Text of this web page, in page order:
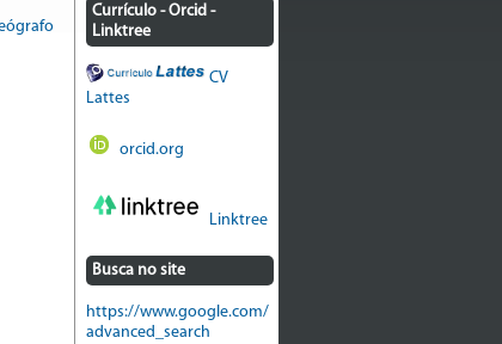
Currículo - Orcid -
Linktree
CV
Lattes
orcid.org
Linktree
Busca no site
https://www.google.com/
advanced_search